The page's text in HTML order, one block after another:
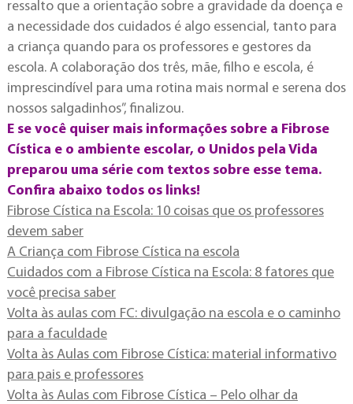
ressalto que a orientação sobre a gravidade da doença e
a necessidade dos cuidados é algo essencial, tanto para
a criança quando para os professores e gestores da
escola. A colaboração dos três, mãe, filho e escola, é
imprescindível para uma rotina mais normal e serena dos
nossos salgadinhos”, finalizou.
E se você quiser mais informações sobre a Fibrose
Cística e o ambiente escolar, o Unidos pela Vida
preparou uma série com textos sobre esse tema.
Confira abaixo todos os links!
Fibrose Cística na Escola: 10 coisas que os professores
devem saber
A Criança com Fibrose Cística na escola
Cuidados com a Fibrose Cística na Escola: 8 fatores que
você precisa saber
Volta às aulas com FC: divulgação na escola e o caminho
para a faculdade
Volta às Aulas com Fibrose Cística: material informativo
para pais e professores
Volta às Aulas com Fibrose Cística – Pelo olhar da